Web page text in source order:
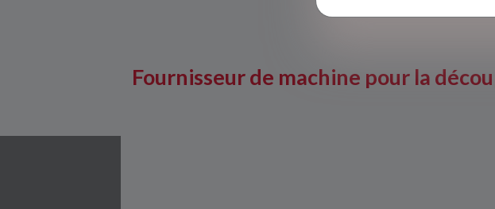
Fournisseur de machine pour la